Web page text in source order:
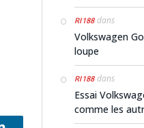
RI188dans
Volkswagen
loupe
RI188dans
Essai
comme les